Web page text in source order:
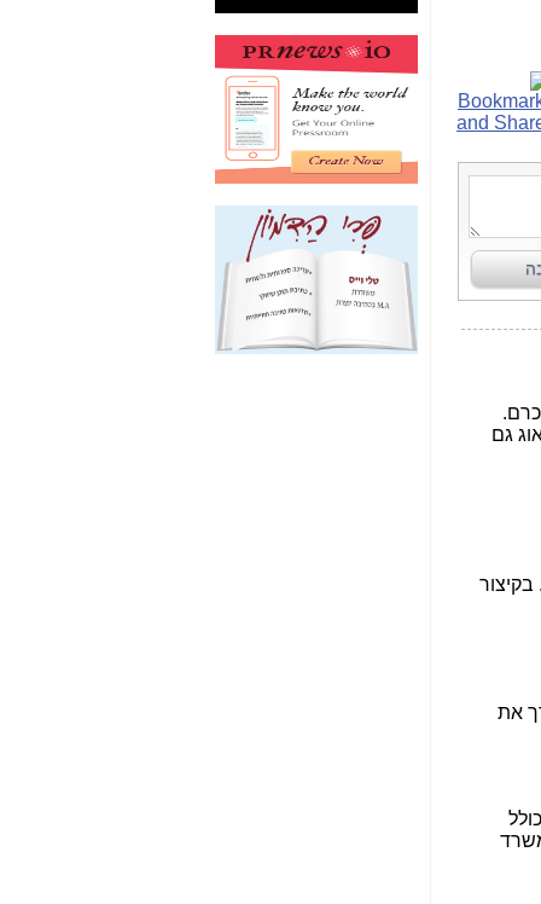
האם ביבי כשר
תקשורת עזר לקב'
בזק? -כאן
מה מקור ה-Fake
News שהביא לתפירת
תיק לביבי והעלמת
החשודים הנכונים -כאן
אחת הרגליים של "תיק
4000 התפור"
התמוטטה היום
בניצחון (כפול) של בזק
-
כאן
איך כתבות מפנקות
הפכו לפתע לטובת